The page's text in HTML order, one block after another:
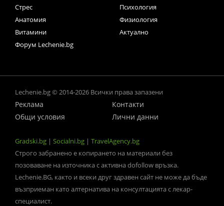
Стрес
Психология
Анатомия
Физиология
Витамини
Актуално
Форум Lechenie.bg
Lechenie.bg © 2014-2026 Всички права запазени
Реклама
Контакти
Общи условия
Лични данни
Gradski.bg | Socialni.bg | TravelAgency.bg
Строго забранено е копирането на материали без
позоваване на източника с активна dofollow връзка.
Lechenie.BG, както и всеки друг здравен сайт не може да бъде
възприеман като алтернатива на консултацията с лекар-
специалист.